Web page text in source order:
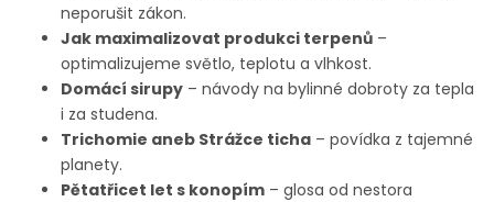
neporušit zákon.
Jak maximalizovat produkci terpenů –
optimalizujeme světlo, teplotu a vlhkost.
Domácí sirupy – návody na bylinné dobroty za tepla
i za studena.
Trichomie aneb Strážce ticha – povídka z tajemné
planety.
Pětatřicet let s konopím – glosa od nestora